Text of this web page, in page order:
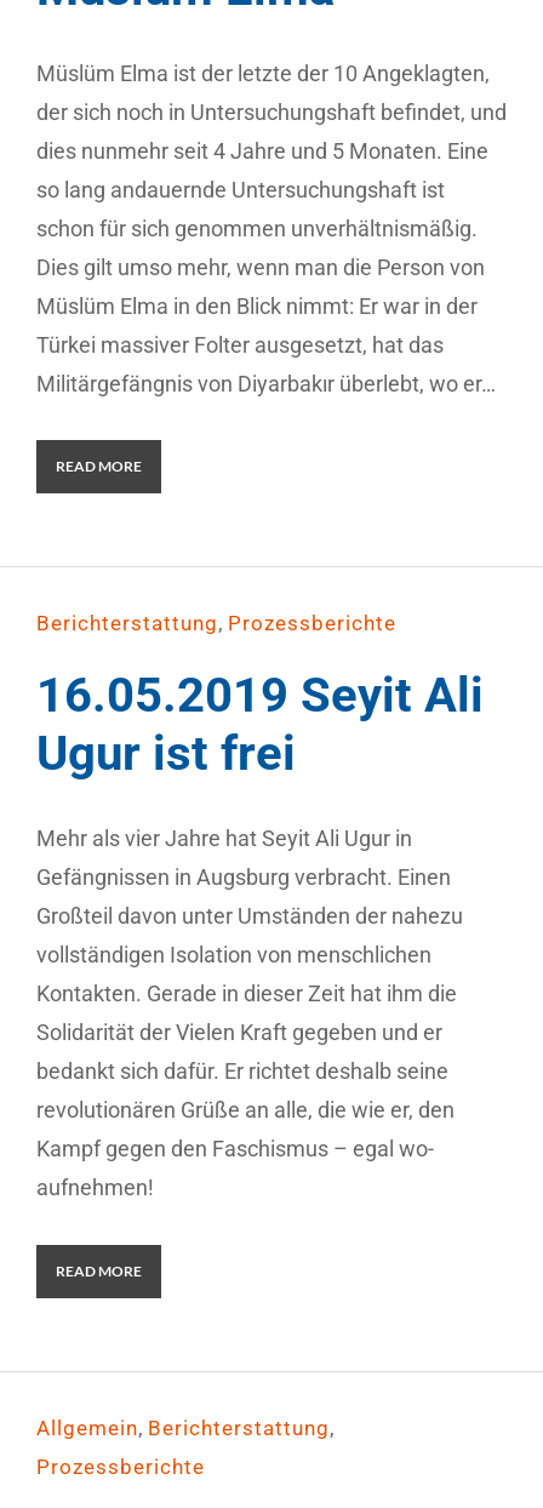
Müslüm Elma ist der letzte der 10 Angeklagten,
der sich noch in Untersuchungshaft befindet, und
dies nunmehr seit 4 Jahre und 5 Monaten. Eine
so lang andauernde Untersuchungshaft ist
schon für sich genommen unverhältnismäßig.
Dies gilt umso mehr, wenn man die Person von
Müslüm Elma in den Blick nimmt: Er war in der
Türkei massiver Folter ausgesetzt, hat das
Militärgefängnis von Diyarbakır überlebt, wo er…
READ MORE
Berichterstattung, Prozessberichte
16.05.2019 Seyit Ali
Ugur ist frei
Mehr als vier Jahre hat Seyit Ali Ugur in
Gefängnissen in Augsburg verbracht. Einen
Großteil davon unter Umständen der nahezu
vollständigen Isolation von menschlichen
Kontakten. Gerade in dieser Zeit hat ihm die
Solidarität der Vielen Kraft gegeben und er
bedankt sich dafür. Er richtet deshalb seine
revolutionären Grüße an alle, die wie er, den
Kampf gegen den Faschismus – egal wo-
aufnehmen!
READ MORE
Allgemein, Berichterstattung,
Prozessberichte